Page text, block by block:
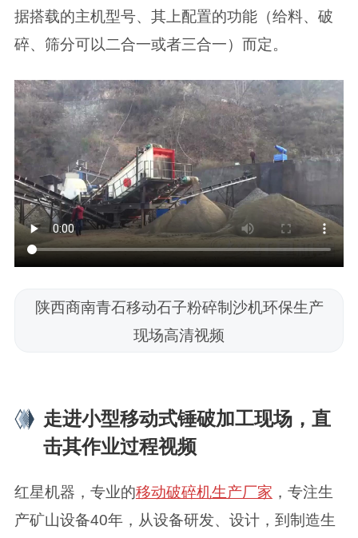
据搭载的主机型号、其上配置的功能（给料、破
碎、筛分可以二合一或者三合一）而定。
陕西商南青石移动石子粉碎制沙机环保生产
现场高清视频
走进小型移动式锤破加工现场，直
击其作业过程视频
红星机器，专业的移动破碎机生产厂家 ，专注生
产矿山设备40年，从设备研发、设计，到制造生